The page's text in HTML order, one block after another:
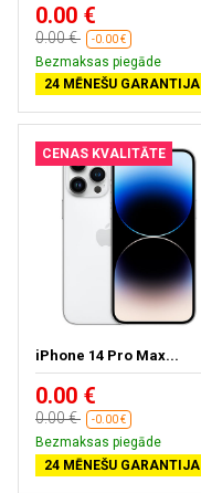
0.00 €
0.00 € -0.00 €
Bezmaksas piegāde
24 MĒNEŠU GARANTIJA
CENAS KVALITĀTE
iPhone 14 Pro Max...
0.00 €
0.00 € -0.00 €
Bezmaksas piegāde
24 MĒNEŠU GARANTIJA